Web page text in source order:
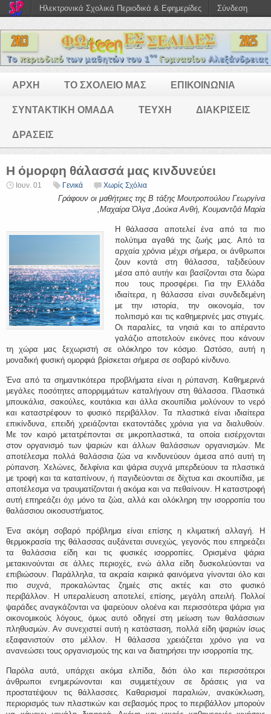
ΑΡΧΗ ΤΟ ΣΧΟΛΕΙΟ ΜΑΣ ΕΠΙΚΟΙΝΩΝΙΑ
ΣΥΝΤΑΚΤΙΚΗ ΟΜΑΔΑ ΤΕΥΧΗ ΔΙΑΚΡΙΣΕΙΣ
ΔΡΑΣΕΙΣ
Η όμορφη θάλασσά μας κινδυνεύει
Ιουν. 01 Γενικά Χωρίς Σχόλια
Γράφουν οι μαθήτριες της Β τάξης Μουτροπούλου Γεωργίνα
,Μαχαίρα Όλγα ,Δούκα Ανθή, Κουμαντζιά Μαρία
Η θάλασσα αποτελεί ένα από τα πιο
πολύτιμα αγαθά της ζωής μας. Από τα
αρχαία χρόνια μέχρι σήμερα, οι άνθρωποι
ζουν κοντά στη θάλασσα, ταξιδεύουν
μέσα από αυτήν και βασίζονται στα δώρα
που τους προσφέρει. Για την Ελλάδα
ιδιαίτερα, η θάλασσα είναι συνδεδεμένη
με την ιστορία, την οικονομία, τον
πολιτισμό και τις καθημερινές μας στιγμές.
Οι παραλίες, τα νησιά και το απέραντο
γαλάζιο αποτελούν εικόνες που κάνουν
τη χώρα μας ξεχωριστή σε ολόκληρο τον κόσμο. Ωστόσο, αυτή η
μοναδική φυσική ομορφιά βρίσκεται σήμερα σε σοβαρό κίνδυνο.
Ένα από τα σημαντικότερα προβλήματα είναι η ρύπανση. Καθημερινά
μεγάλες ποσότητες απορριμμάτων καταλήγουν στη θάλασσα. Πλαστικά
μπουκάλια, σακούλες, κουτάκια και άλλα σκουπίδια μολύνουν το νερό
και καταστρέφουν το φυσικό περιβάλλον. Τα πλαστικά είναι ιδιαίτερα
επικίνδυνα, επειδή χρειάζονται εκατοντάδες χρόνια για να διαλυθούν.
Με τον καιρό μετατρέπονται σε μικροπλαστικά, τα οποία εισέρχονται
στον οργανισμό των ψαριών και άλλων θαλάσσιων οργανισμών. Με
αποτέλεσμα πολλά θαλάσσια ζώα να κινδυνεύουν άμεσα από αυτή τη
ρύπανση. Χελώνες, δελφίνια και ψάρια συχνά μπερδεύουν τα πλαστικά
με τροφή και τα καταπίνουν, ή παγιδεύονται σε δίχτυα και σκουπίδια, με
αποτέλεσμα να τραυματίζονται ή ακόμα και να πεθαίνουν. Η καταστροφή
αυτή επηρεάζει όχι μόνο τα ζώα, αλλά και ολόκληρη την ισορροπία του
θαλάσσιου οικοσυστήματος.
Ένα ακόμη σοβαρό πρόβλημα είναι επίσης η κλιματική αλλαγή. Η
θερμοκρασία της θάλασσας αυξάνεται συνεχώς, γεγονός που επηρεάζει
τα θαλάσσια είδη και τις φυσικές ισορροπίες. Ορισμένα ψάρια
μετακινούνται σε άλλες περιοχές, ενώ άλλα είδη δυσκολεύονται να
επιβιώσουν. Παράλληλα, τα ακραία καιρικά φαινόμενα γίνονται όλο και
πιο συχνά, προκαλώντας ζημιές στις ακτές και στο φυσικό
περιβάλλον. Η υπεραλίευση αποτελεί, επίσης, μεγάλη απειλή. Πολλοί
ψαράδες αναγκάζονται να ψαρεύουν ολοένα και περισσότερα ψάρια για
οικονομικούς λόγους, όμως αυτό οδηγεί στη μείωση των θαλάσσιων
πληθυσμών. Αν συνεχιστεί αυτή η κατάσταση, πολλά είδη ψαριών ίσως
εξαφανιστούν στο μέλλον. Η θάλασσα χρειάζεται χρόνο για να
ανανεώσει τους οργανισμούς της και να διατηρήσει την ισορροπία της.
Παρόλα αυτά, υπάρχει ακόμα ελπίδα, διότι όλο και περισσότεροι
άνθρωποι ενημερώνονται και συμμετέχουν σε δράσεις για να
προστατέψουν τις θάλλασσες. Καθαρισμοί παραλιών, ανακύκλωση,
περιορισμός των πλαστικών και σεβασμός προς το περιβάλλον μπορούν
Ηλεκτρονικά Σχολικά Περιοδικά & Εφημερίδες Σύνδεση